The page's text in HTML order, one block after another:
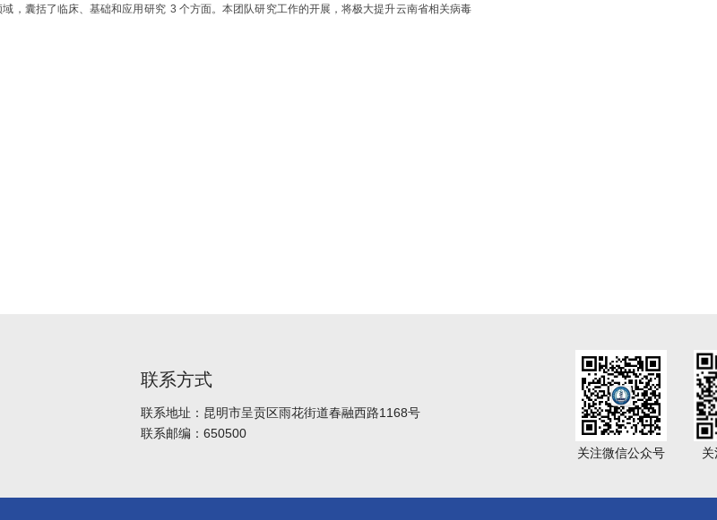
，囊括了临床、基础和应用研究 3 个方面。本团队研究工作的开展，将极大提升云南省相关病毒
联系方式
联系地址：昆明市呈贡区雨花街道春融西路1168号
联系邮编：650500
关注微信公众号